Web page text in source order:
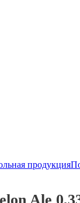
продукция